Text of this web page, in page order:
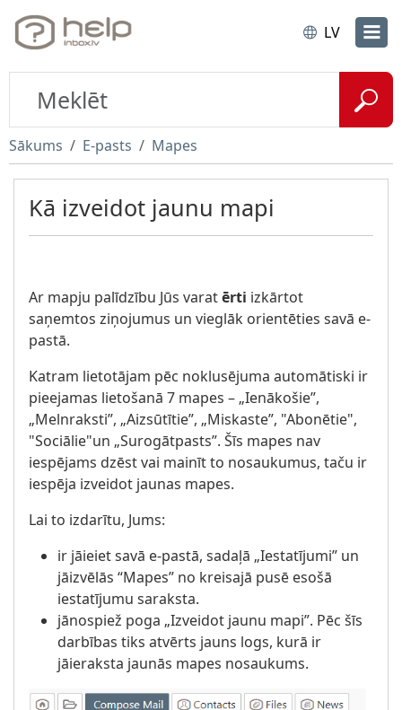
LV
Sākums E-pasts Mapes
Kā izveidot jaunu mapi
Ar mapju palīdzību Jūs varatērti izkārtot
saņemtos ziņojumus un vieglāk orientēties savā e-
pastā.
Katram lietotājam pēc noklusējuma automātiski ir
pieejamas lietošanā 7 mapes – „Ienākošie”,
„Melnraksti”, „Aizsūtītie”, „Miskaste”, "Abonētie",
"Sociālie"un „Surogātpasts”. Šīs mapes nav
iespējams dzēst vai mainīt to nosaukumus, taču ir
iespēja izveidot jaunas mapes.
Lai to izdarītu, Jums:
ir jāieiet savā e-pastā, sadaļā „Iestatījumi” un
jāizvēlās “Mapes” no kreisajā pusē esošā
iestatījumu saraksta.
jānospiež poga „Izveidot jaunu mapi”. Pēc šīs
darbības tiks atvērts jauns logs, kurā ir
jāieraksta jaunās mapes nosaukums.